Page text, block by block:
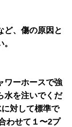
ど、傷の原因と
ワーホースで強
水を注いでくだ
対して標準で
わせて１〜2プ